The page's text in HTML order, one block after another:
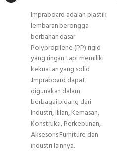
Impraboard adalah plastik
lembaran berongga
berbahan dasar
Polypropilene (PP) rigid
yang ringan tapi memiliki
kekuatan yang solid
.Impraboard dapat
digunakan dalam
berbagai bidang dari
Industri, Iklan, Kemasan,
Konstruksi, Perkebunan,
Aksesoris Furniture dan
industri lainnya.